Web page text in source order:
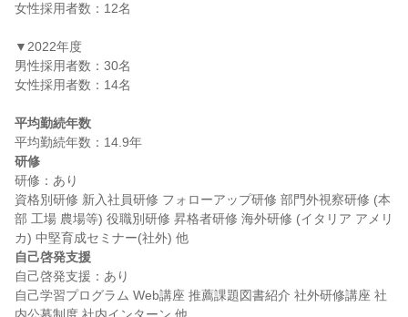
女性採用者数：12名
▼2022年度
男性採用者数：30名
女性採用者数：14名
平均勤続年数
研修
研修：あり
資格別研修 新入社員研修 フォローアップ研修 部門外視察研修 (本
部 工場 農場等) 役職別研修 昇格者研修 海外研修 (イタリア アメリ
自己啓発支援
自己啓発支援：あり
自己学習プログラム Web講座 推薦課題図書紹介 社外研修講座 社